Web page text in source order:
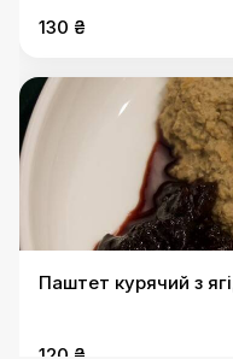
130 ₴
Паштет курячий з